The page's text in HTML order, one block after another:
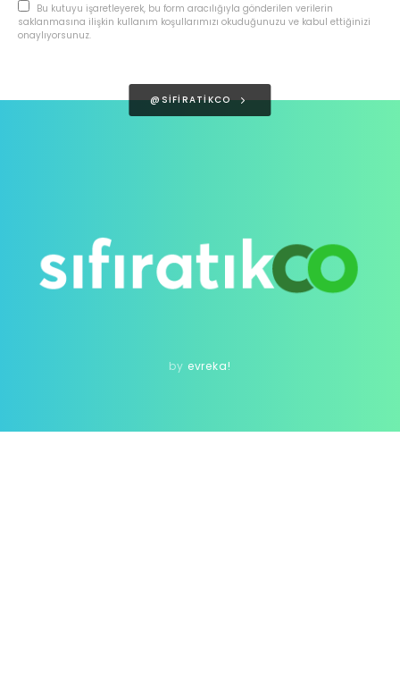
Bu kutuyu işaretleyerek, bu form aracılığıyla gönderilen verilerin
saklanmasına ilişkin kullanım koşullarımızı okuduğunuzu ve kabul ettiğinizi
onaylıyorsunuz.
@SIFIRATIKCO
by evreka!